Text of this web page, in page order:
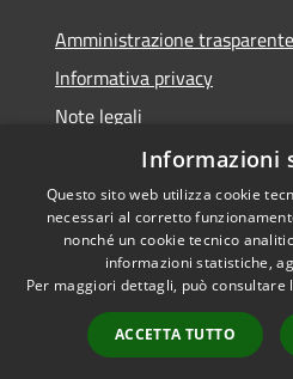
Amministrazione trasparente
Informativa privacy
Note legali
Dichiarazione di accessibilità
RSS
Accessibilità
Informazioni
Questo sito web utilizza cookie
necessari al corretto
nonché un cookie tecnico
informazioni statistiche,
Per maggiori dettagli, può consultare
ACCETTA TUTTO